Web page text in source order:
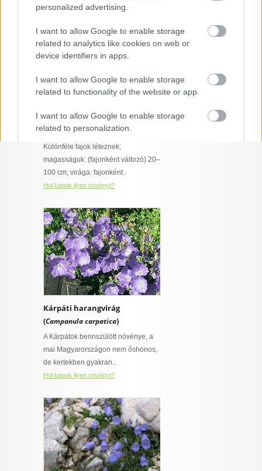
personalized advertising.
I want to allow Google to enable storage
related to analytics like cookies on web or
device identifiers in apps.
I want to allow Google to enable storage
related to functionality of the website or app.
I want to allow Google to enable storage
related to personalization.
I want to allow Google to enable storage
related to security, including authentication
functionality and fraud prevention, and other
user protection.
CONFIRM
Data Deletion Data Access
Tulajdonság hozzáadása
(egész évben
Harangvirág (Campanula
Különféle fajok léteznek;
magasságuk: (fajonként változó) 20–
100 cm; virága: fajonként..
Hol kapok ilyen növényt?
Kárpáti harangvirág
(Campanula carpatica)
A Kárpátok bennszülött növénye, a
mai Magyarországon nem őshonos,
de kertekben gyakran..
Hol kapok ilyen növényt?